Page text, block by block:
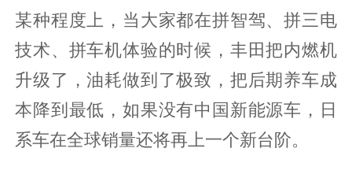
某种程度上，当大家都在拼智驾、拼三电
技术、拼车机体验的时候，丰田把内燃机
升级了，油耗做到了极致，把后期养车成
本降到最低，如果没有中国新能源车，日
系车在全球销量还将再上一个新台阶。